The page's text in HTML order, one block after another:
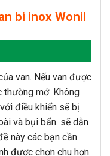
bi inox Wonil
van. Nếu van được
mở. Không
điều khiển sẽ bị
và bụi bẩn. sẽ dẫn
này các bạn cần
được chơn chu hơn.